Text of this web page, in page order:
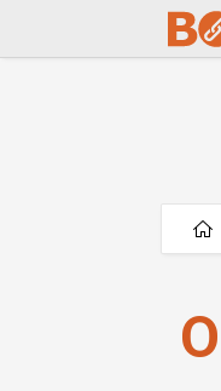
Skip to Main Content